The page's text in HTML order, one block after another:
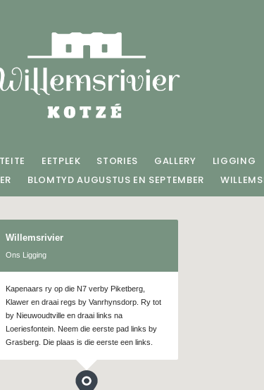
EETPLEK STORIES GALLERY LIGGING
BLOMTYD AUGUSTUS EN SEPTEMBER
Willemsrivier
Ons Ligging
Kapenaars ry op die N7 verby Piketberg,
Klawer en draai regs by Vanrhynsdorp. Ry tot
by Nieuwoudtville en draai links na
Loeriesfontein. Neem die eerste pad links by
Grasberg. Die plaas is die eerste een links.